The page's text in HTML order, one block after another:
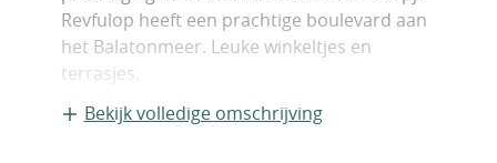
Revfulop heeft een prachtige boulevard aan
het Balatonmeer. Leuke winkeltjes en
terrasjes.
Bekijk volledige omschrijving